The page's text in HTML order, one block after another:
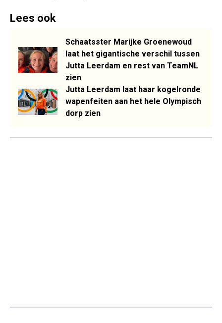
Lees ook
Schaatsster Marijke Groenewoud
laat het gigantische verschil tussen
Jutta Leerdam en rest van TeamNL
zien
Jutta Leerdam laat haar kogelronde
wapenfeiten aan het hele Olympisch
dorp zien